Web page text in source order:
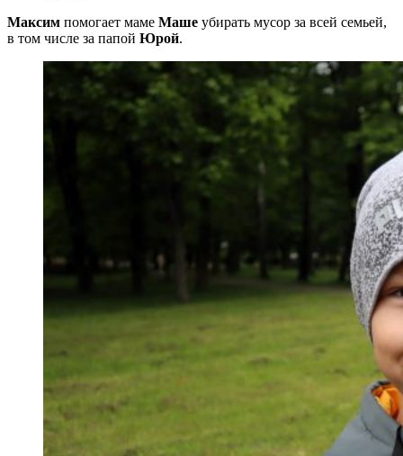
Максим помогает маме Маше убирать мусор за всей семьей,
в том числе за папой Юрой.